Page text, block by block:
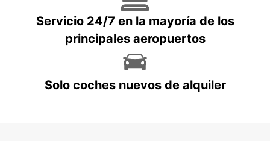
Servicio 24/7 en la mayoría de los
principales aeropuertos
Solo coches nuevos de alquiler